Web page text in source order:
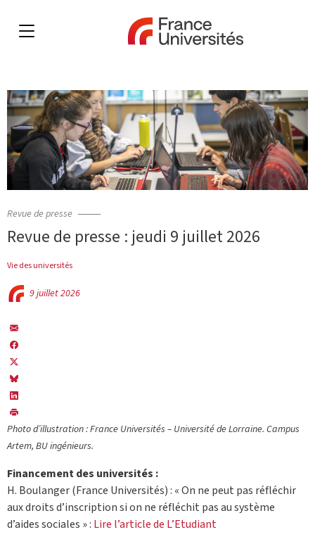
Revue de presse
Revue de presse : jeudi 9 juillet 2026
Vie des universités
9 juillet 2026
Photo d’illustration : France Universités – Université de Lorraine. Campus
Artem, BU ingénieurs.
Financement des universités :
H. Boulanger (France Universités) : « On ne peut pas réfléchir
aux droits d’inscription si on ne réfléchit pas au système
d’aides sociales » : Lire l’article de L’Etudiant